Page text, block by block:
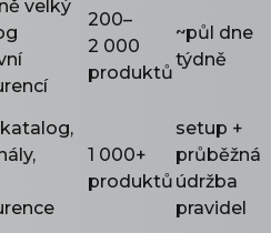
velký
200–
2 000
produktů
~půl dne
týdně
1 000+
produktů
setup +
průběžná
údržba
pravidel